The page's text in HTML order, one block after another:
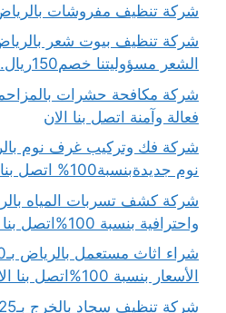
شركة تنظيف مفروشات
شركة تنظيف بيوت شعر
الشعر مسؤوليتنا خصم150ريال..احجز خدمتك الان
فعالة وآمنة اتصل بنا الان
نوم جديدةبنسبة100% اتصل بنا الان
واحترافية بنسبة 100%اتصل بنا الان
الأسعار بنسبة 100%اتصل بنا الان